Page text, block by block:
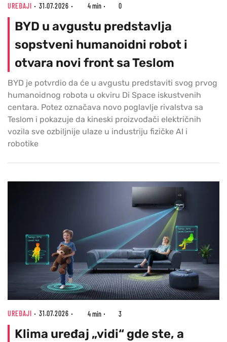
UREĐAJI 31.07.2026 4 min 0
BYD u avgustu predstavlja
sopstveni humanoidni robot i
otvara novi front sa Teslom
BYD je potvrdio da će u avgustu predstaviti svog prvog
humanoidnog robota u okviru Di Space iskustvenih
centara. Potez označava novo poglavlje rivalstva sa
Teslom i pokazuje da kineski proizvođači električnih
vozila sve ozbiljnije ulaze u industriju fizičke AI i
robotike
UREĐAJI 31.07.2026 4 min 3
Klima uređaj „vidi“ gde ste, a